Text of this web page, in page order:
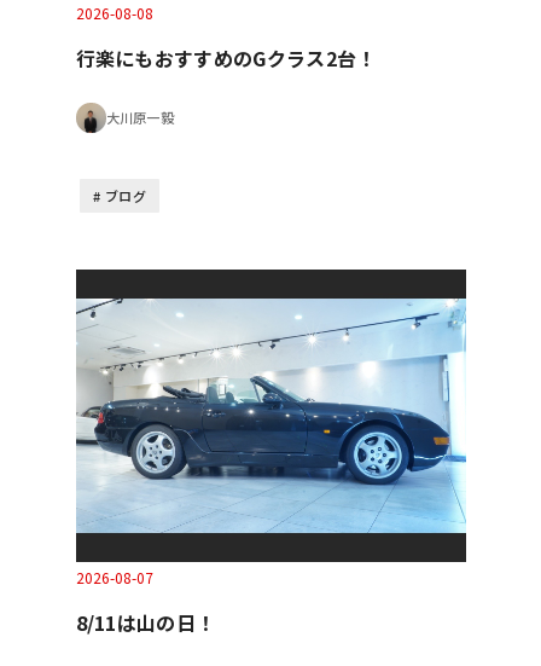
2026-08-08
行楽にもおすすめのGクラス2台！
大川原一毅
ブログ
2026-08-07
8/11は山の日！